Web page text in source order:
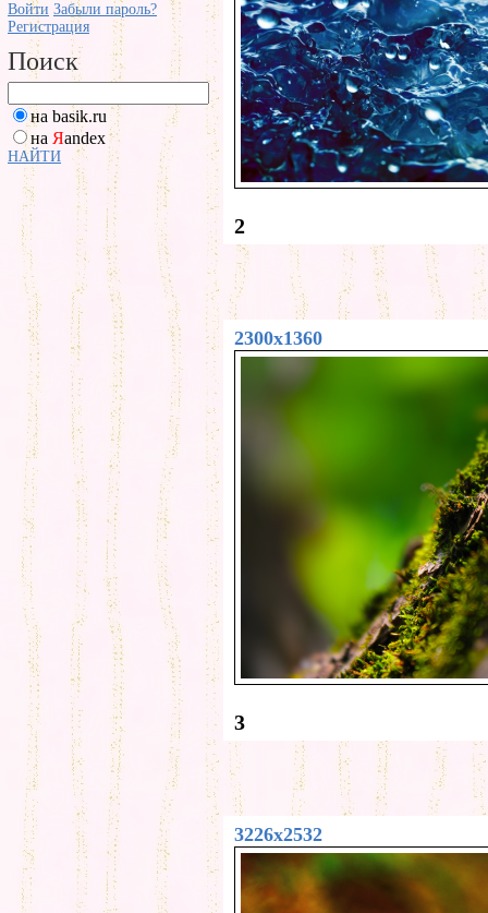
Войти Забыли пароль?
Регистрация
Поиск
на basik.ru
на Яandex
НАЙТИ
2
2300x1360
3
3226x2532